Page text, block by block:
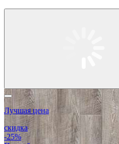
Лучшая цена
скидка
-25%